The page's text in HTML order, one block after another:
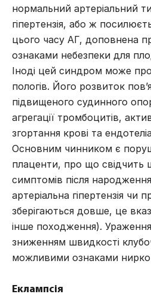
нормальний артеріальний
гіпертензія, або ж
цього часу АГ, доповнена
ознаками небезпеки для
Іноді цей синдром може
пологів. Його розвиток
підвищеного судинного
агрегації тромбоцитів,
згортання крові та
Основним чинником є
плаценти, про що свідчить
симптомів після
артеріальна гіпертензія чи
зберігаються довше, це
інше походження).
зниженням швидкості
можливими ознаками
Еклампсія